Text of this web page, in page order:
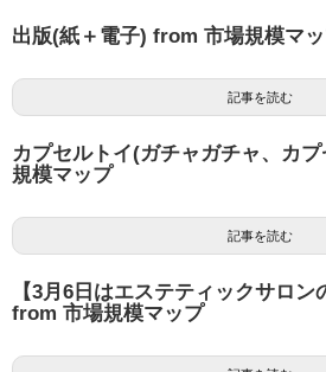
出版(紙＋電子) from 市場規模マ
記事を読む
カプセルトイ(ガチャガチャ、カ
規模マップ
記事を読む
【3月6日はエステティックサロ
from 市場規模マップ